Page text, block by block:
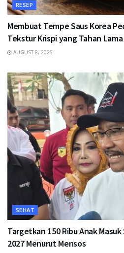
RESEP
Membuat Tempe Saus Korea
Tekstur Krispi yang Tahan Lama
AUGUST 8, 2026
SEHAT
Targetkan 150 Ribu Anak
2027 Menurut Mensos